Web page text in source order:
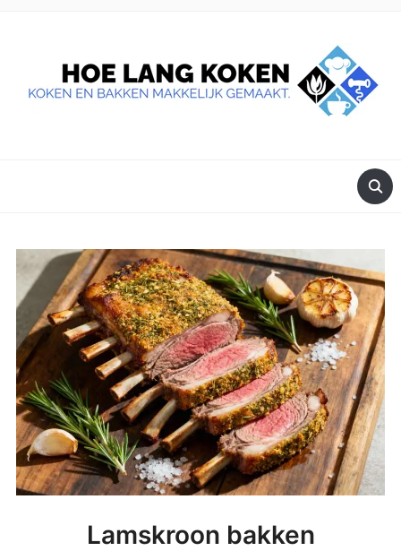
Lamskroon bakken